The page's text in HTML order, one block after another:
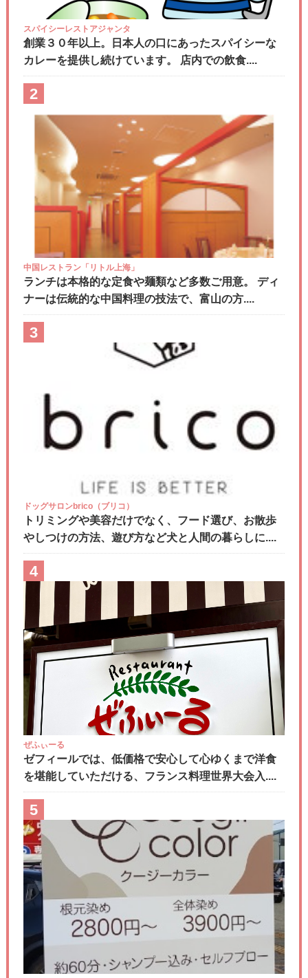
スパイシーレストアジャンタ
創業３０年以上。日本人の口にあったスパイシーな
カレーを提供し続けています。 店内での飲食....
2
中国レストラン「リトル上海」
ランチは本格的な定食や麺類など多数ご用意。 ディ
ナーは伝統的な中国料理の技法で、富山の方....
3
ドッグサロンbrico（ブリコ）
トリミングや美容だけでなく、フード選び、お散歩
やしつけの方法、遊び方など犬と人間の暮らしに....
4
ぜふぃーる
ゼフィールでは、低価格で安心して心ゆくまで洋食
を堪能していただける、フランス料理世界大会入....
5